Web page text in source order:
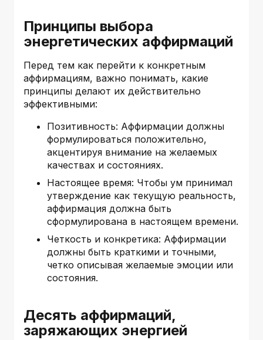
Принципы выбора
энергетических аффирмаций
Перед тем как перейти к конкретным
аффирмациям, важно понимать, какие
принципы делают их действительно
эффективными:
Позитивность: Аффирмации должны
формулироваться положительно,
акцентируя внимание на желаемых
качествах и состояниях.
Настоящее время: Чтобы ум принимал
утверждение как текущую реальность,
аффирмация должна быть
сформулирована в настоящем времени.
Четкость и конкретика: Аффирмации
должны быть краткими и точными,
четко описывая желаемые эмоции или
состояния.
Десять аффирмаций,
заряжающих энергией